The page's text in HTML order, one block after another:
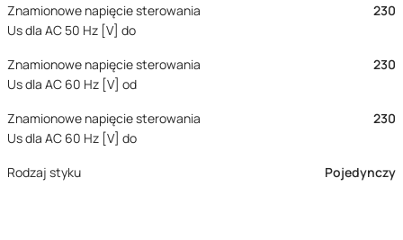
Znamionowe napięcie sterowania
Us dla AC 50 Hz [V] do
230
Znamionowe napięcie sterowania
Us dla AC 60 Hz [V] od
230
Znamionowe napięcie sterowania
Us dla AC 60 Hz [V] do
230
Rodzaj styku Pojedynczy